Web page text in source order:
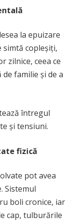
la epuizare
simtă copleșiți,
zilnice, ceea ce
familie și de a
întregul
și tensiuni.
fizică
pot avea
Sistemul
boli cronice, iar
cap, tulburările